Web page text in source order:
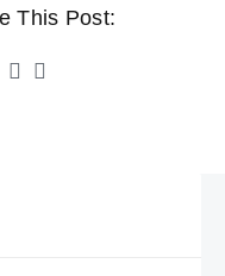
This Post: